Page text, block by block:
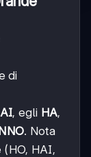
di
, egli HA,
. Nota
(HO, HAI,